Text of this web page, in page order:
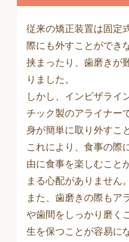
従来の矯正装置は固定
際にも外すことができ
挟まったり、歯磨きが
りました。
しかし、インビザライ
チック製のアライナー
身が簡単に取り外すこ
これにより、食事の際
由に食事を楽しむこと
まる心配がありません。
また、歯磨きの際もア
や歯間をしっかり磨く
生を保つことが容易に